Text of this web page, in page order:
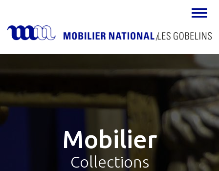
MENU
Mobilier
Collections